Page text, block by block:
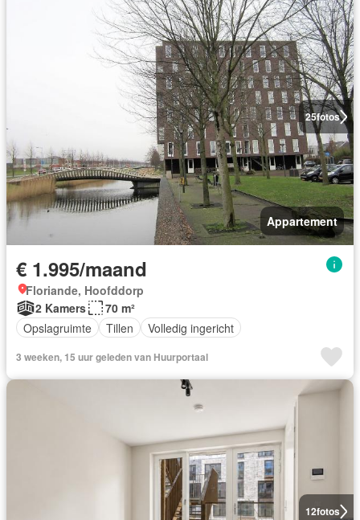
25fotos
Appartement
€ 1.995/maand
Floriande, Hoofddorp
2 Kamers
70 m²
Opslagruimte
Tillen Volledig ingericht
3 weeken, 15 uur geleden van Huurportaal
12fotos